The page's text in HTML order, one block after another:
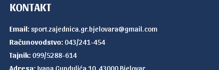
KONTAKT
Email: sport.zajednica.gr.bjelovara@gmail.com
Računovodstvo: 043/241-454
Tajnik: 099/5288-614
Adresa: Ivana Gundulića 10, 43000 Bjelovar